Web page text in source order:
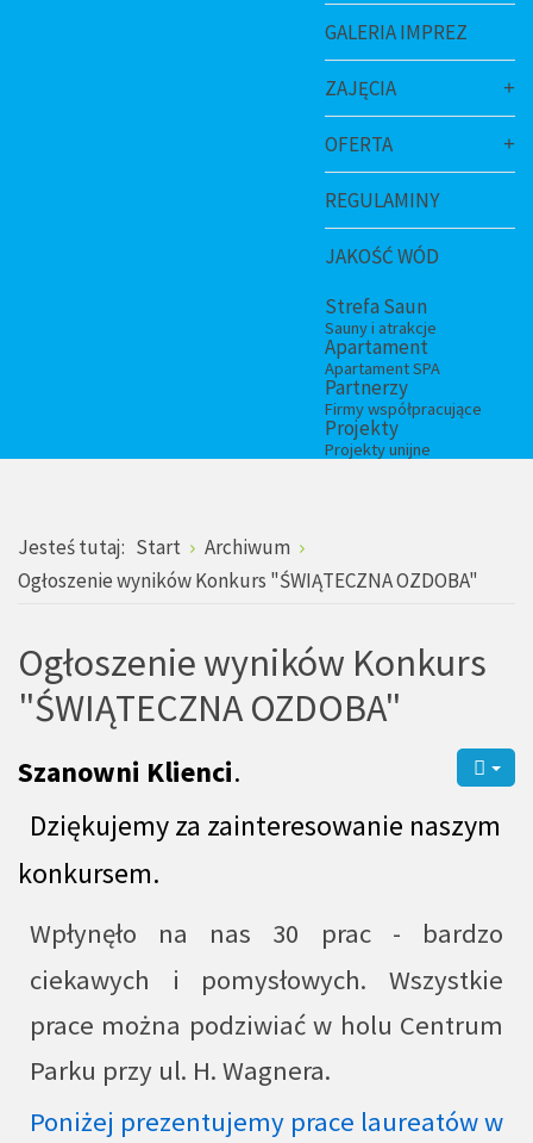
GALERIA IMPREZ
ZAJĘCIA
OFERTA
REGULAMINY
JAKOŚĆ WÓD
Strefa Saun
Sauny i atrakcje
Apartament
Apartament SPA
Partnerzy
Firmy współpracujące
Projekty
Projekty unijne
Jesteś tutaj: Start
Archiwum
Ogłoszenie wyników Konkurs "ŚWIĄTECZNA OZDOBA"
Ogłoszenie wyników Konkurs
"ŚWIĄTECZNA OZDOBA"
Szanowni Klienci.
Dziękujemy za zainteresowanie naszym
konkursem.
Wpłynęło na nas 30 prac - bardzo
ciekawych i pomysłowych. Wszystkie
prace można podziwiać w holu Centrum
Parku przy ul. H. Wagnera.
Poniżej prezentujemy prace laureatów w